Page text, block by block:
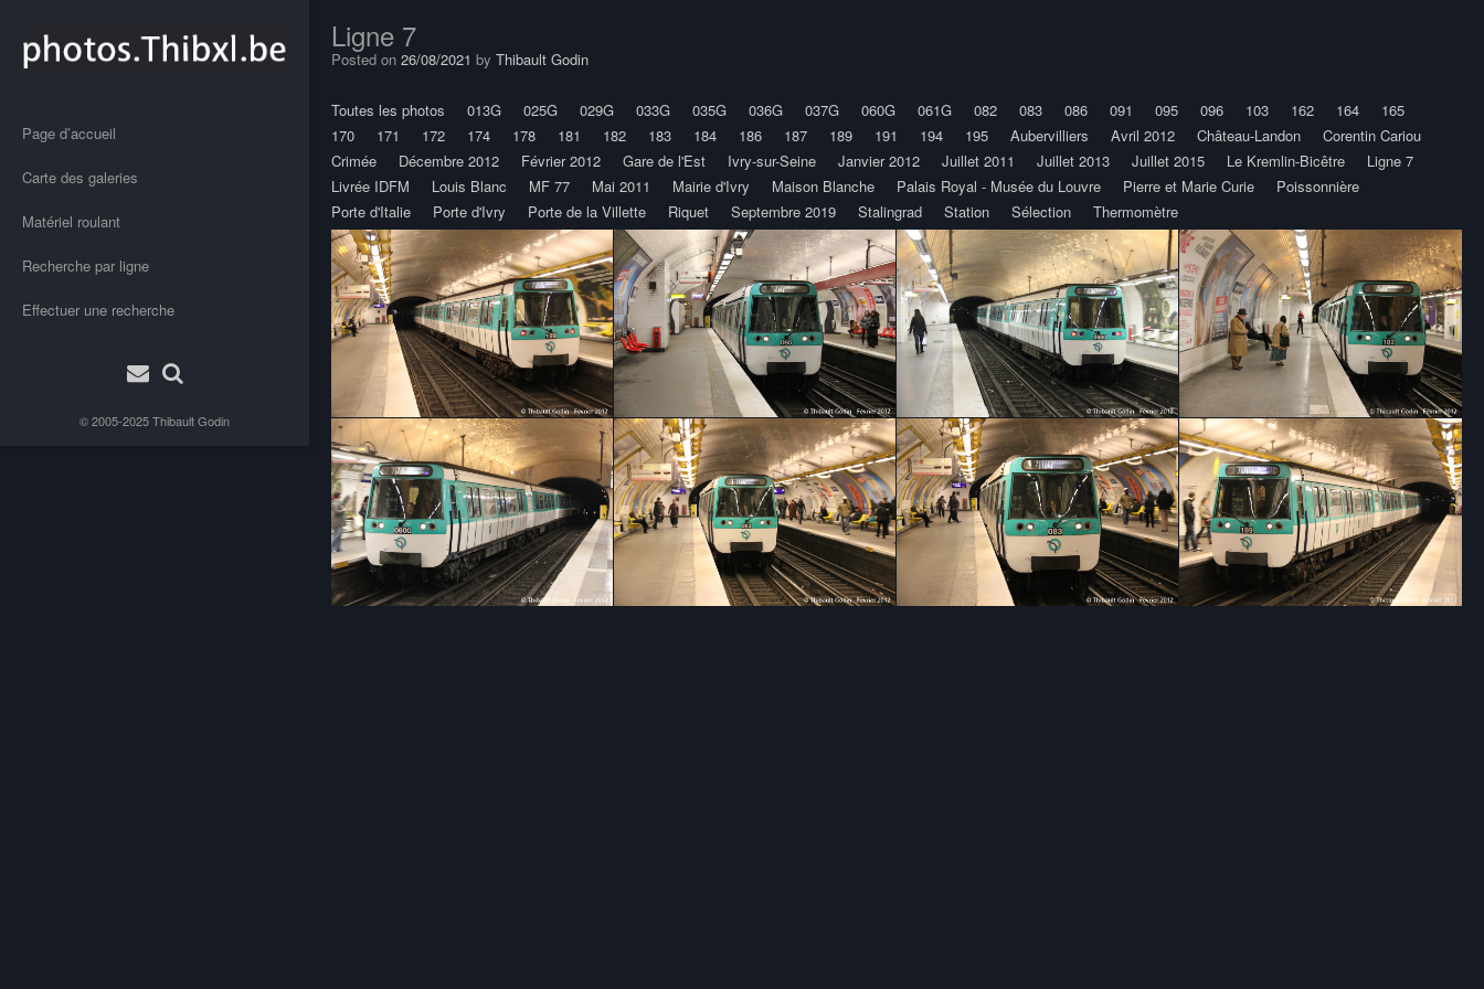
Page d’accueil
Carte des galeries
Matériel roulant
Recherche par ligne
Effectuer une recherche
© 2005-2025Thibault Godin
Ligne 7
Posted on 26/08/2021 by Thibault Godin
Toutes les photos 013G 025G 029G 033G 035G 036G 037G 060G 061G 082 083 086 091 095 096 103 162 164
165
170
171 172 174 178 181 182 183 184 186 187 189 191 194 195 Aubervilliers Avril 2012 Château-Landon
Corentin Cariou
Crimée
Décembre 2012 Février 2012 Gare de l'Est Ivry-sur-Seine Janvier 2012 Juillet 2011 Juillet 2013 Juillet 2015 Le Kremlin-Bicêtre
Ligne 7
Livrée IDFM
Louis Blanc MF 77 Mai 2011 Mairie d'Ivry Maison Blanche Palais Royal - Musée du Louvre Pierre et Marie Curie
Poissonnière
Porte d'Italie
Porte d'Ivry Porte de la Villette Riquet Septembre 2019 Stalingrad Station Sélection Thermomètre